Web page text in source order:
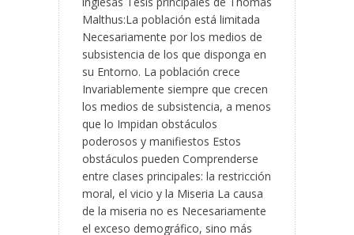
Malthus:La población está limitada
Necesariamente por los medios de
subsistencia de los que disponga en
su Entorno. La población crece
Invariablemente siempre que crecen
los medios de subsistencia, a menos
que lo Impidan obstáculos
poderosos y manifiestos Estos
obstáculos pueden Comprenderse
entre clases principales: la restricción
moral, el vicio y la Miseria La causa
de la miseria no es Necesariamente
el exceso demográfico, sino más